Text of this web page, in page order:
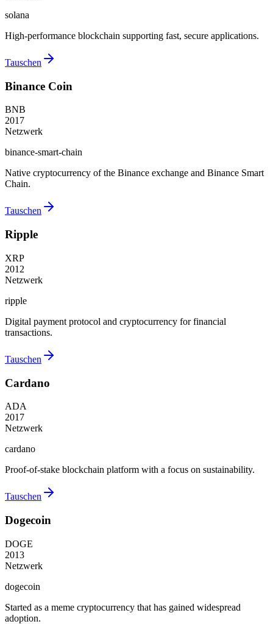
solana
High-performance blockchain supporting fast, secure applications.
Tauschen
Binance Coin
BNB
2017
Netzwerk
binance-smart-chain
Native cryptocurrency of the Binance exchange and Binance Smart
Chain.
Tauschen
Ripple
XRP
2012
Netzwerk
ripple
Digital payment protocol and cryptocurrency for financial
transactions.
Tauschen
Cardano
ADA
2017
Netzwerk
cardano
Proof-of-stake blockchain platform with a focus on sustainability.
Tauschen
Dogecoin
DOGE
2013
Netzwerk
dogecoin
Started as a meme cryptocurrency that has gained widespread
adoption.